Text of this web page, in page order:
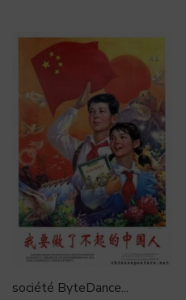
société ByteDance...